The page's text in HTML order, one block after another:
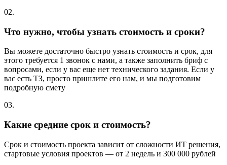
02.
Что нужно, чтобы узнать стоимость и сроки?
Вы можете достаточно быстро узнать стоимость и срок, для
этого требуется 1 звонок с нами, а также заполнить бриф с
вопросами, если у вас еще нет технического задания. Если у
вас есть ТЗ, просто пришлите его нам, и мы подготовим
подробную смету
03.
Какие средние срок и стоимость?
Срок и стоимость проекта зависит от сложности ИТ решения,
стартовые условия проектов — от 2 недель и 300 000 рублей